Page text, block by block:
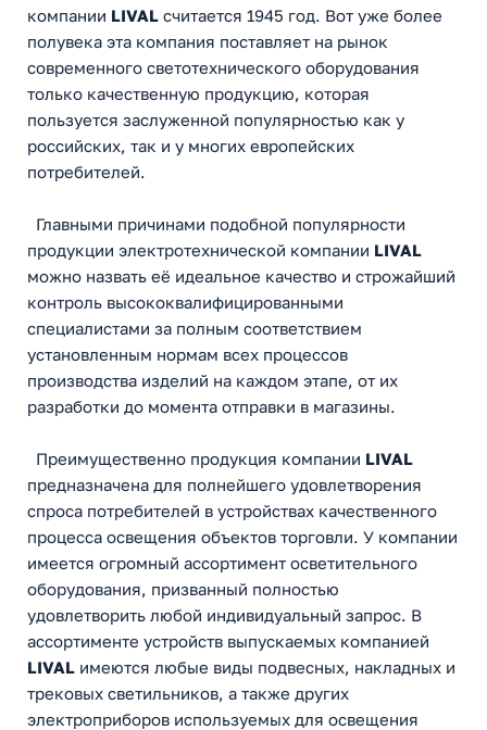
компании LIVAL считается 1945 год. Вот уже более
полувека эта компания поставляет на рынок
современного светотехнического оборудования
только качественную продукцию, которая
пользуется заслуженной популярностью как у
российских, так и у многих европейских
потребителей.
Главными причинами подобной популярности
продукции электротехнической компании LIVAL
можно назвать её идеальное качество и строжайший
контроль высококвалифицированными
специалистами за полным соответствием
установленным нормам всех процессов
производства изделий на каждом этапе, от их
разработки до момента отправки в магазины.
Преимущественно продукция компании LIVAL
предназначена для полнейшего удовлетворения
спроса потребителей в устройствах качественного
процесса освещения объектов торговли. У компании
имеется огромный ассортимент осветительного
оборудования, призванный полностью
удовлетворить любой индивидуальный запрос. В
ассортименте устройств выпускаемых компанией
LIVAL имеются любые виды подвесных, накладных и
трековых светильников, а также других
электроприборов используемых для освещения